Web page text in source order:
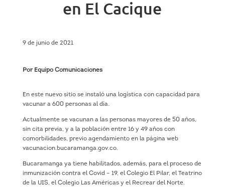
en El Cacique
9 de junio de 2021
Por Equipo Comunicaciones
En este nuevo sitio se instaló una logística con capacidad para
vacunar a 600 personas al día.
Actualmente se vacunan a las personas mayores de 50 años,
sin cita previa, y a la población entre 16 y 49 años con
comorbilidades, previo agendamiento en la página web
vacunacion.bucaramanga.gov.co.
Bucaramanga ya tiene habilitados, además, para el proceso de
inmunización contra el Covid – 19, el Colegio El Pilar, el Teatrino
de la UIS, el Colegio Las Américas y el Recrear del Norte.